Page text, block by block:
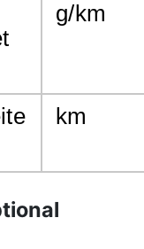
g/km
km